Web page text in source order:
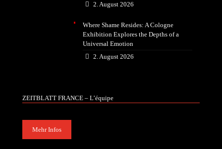
2. August 2026
Where Shame Resides: A Cologne
Exhibition Explores the Depths of a
Universal Emotion
2. August 2026
ZEITBLATT FRANCE – L’équipe
Mehr Infos